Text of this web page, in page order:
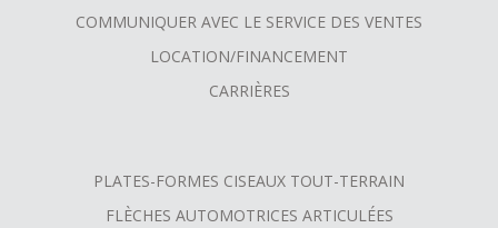
COMMUNIQUER AVEC LE SERVICE DES VENTES
LOCATION/FINANCEMENT
CARRIÈRES
PLATES-FORMES CISEAUX TOUT-TERRAIN
FLÈCHES AUTOMOTRICES ARTICULÉES